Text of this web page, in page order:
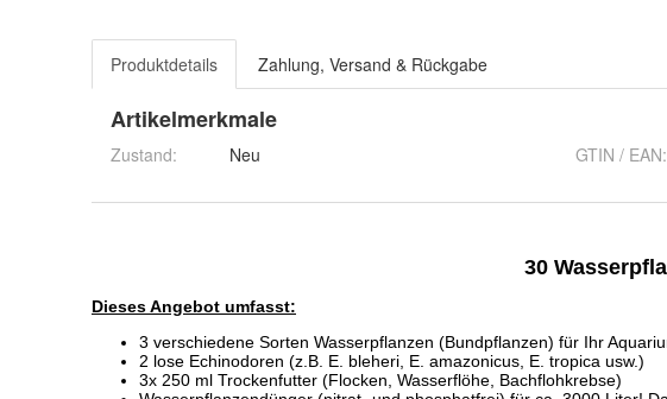
Produktdetails Zahlung, Versand & Rückgabe
Artikelmerkmale
Zustand: Neu GTIN / EAN: